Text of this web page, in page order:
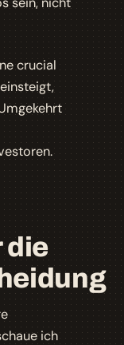
crucial
die
ich